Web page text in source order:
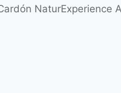
NaturExperience